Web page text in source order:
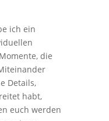
ich ein
die
Details,
habt,
euch werden